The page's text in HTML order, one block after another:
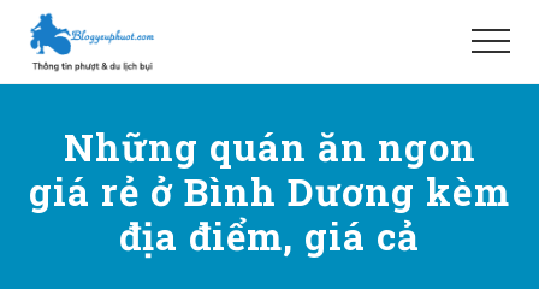
Menu
Skip
main
qua
primary
Hướng
phượt,
du
lịch
Menu
Những quán ăn ngon
giá rẻ ở Bình Dương kèm
địa điểm, giá cả